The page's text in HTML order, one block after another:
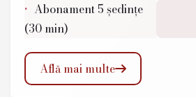
Abonament 5 ședințe
(30 min)
Află mai multe